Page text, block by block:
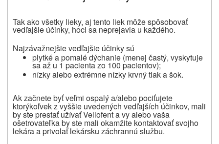
Tak ako všetky lieky, aj tento liek môže spôsobovať
vedľajšie účinky, hoci sa neprejavia u každého.
Najzávažnejšie vedľajšie účinky sú
plytké a pomalé dýchanie (menej častý, vyskytuje
sa až u 1 pacienta zo 100 pacientov);
nízky alebo extrémne nízky krvný tlak a šok.
Ak začnete byť veľmi ospalý a/alebo pociťujete
ktorýkoľvek z vyššie uvedených vedľajších účinkov, mali
by ste prestať užívať Vellofent a vy alebo vaša
ošetrovateľka by ste mali okamžite kontaktovať svojho
lekára aprivolať lekársku záchrannú službu.